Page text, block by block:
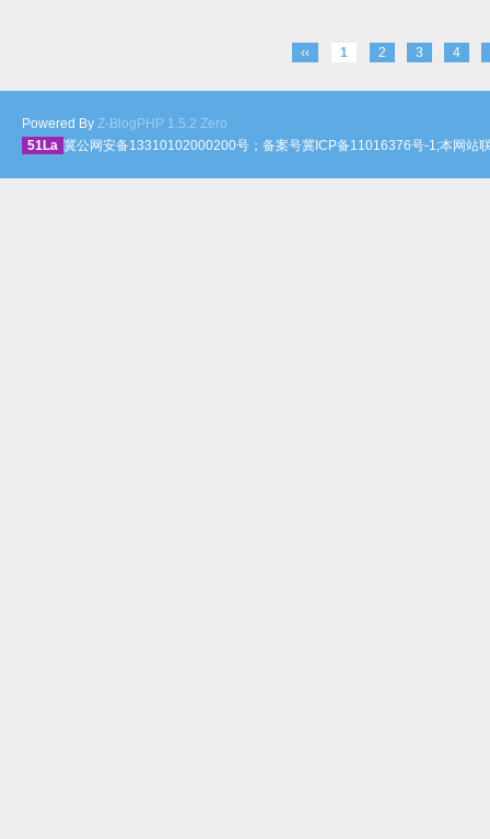
‹‹ 1 2 3 4
Powered By Z-BlogPHP 1.5.2 Zero
51La 冀公网安备13310102000200号；备案号冀ICP备11016376号-1;本网站